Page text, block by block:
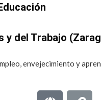
y del Trabajo
envejecimiento y